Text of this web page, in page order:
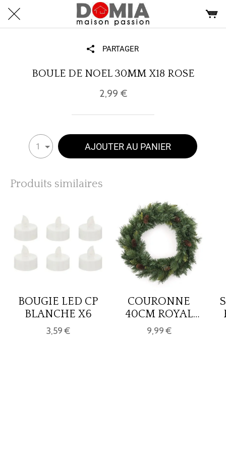
PARTAGER
BOULE DE NOEL 30MM X18 ROSE
2,99 €
1 AJOUTER AU PANIER
Produits similaires
BOUGIE LED CP
BLANCHE X6
3,59 €
COURONNE
40CM ROYAL
MAJESTIC
9,99 €